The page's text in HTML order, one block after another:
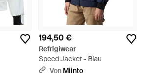
194,50 €
Refrigiwear
Speed Jacket - Blau
Von Miinto